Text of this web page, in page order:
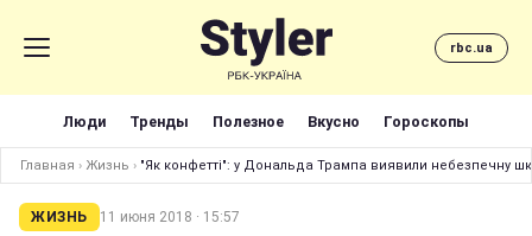
rbc.ua
Люди Тренды Полезное Вкусно Гороскопы
Главная › Жизнь › "Як конфетті": у Дональда Трампа виявили небезпечну
ЖИЗНЬ 11 июня 2018 · 15:57